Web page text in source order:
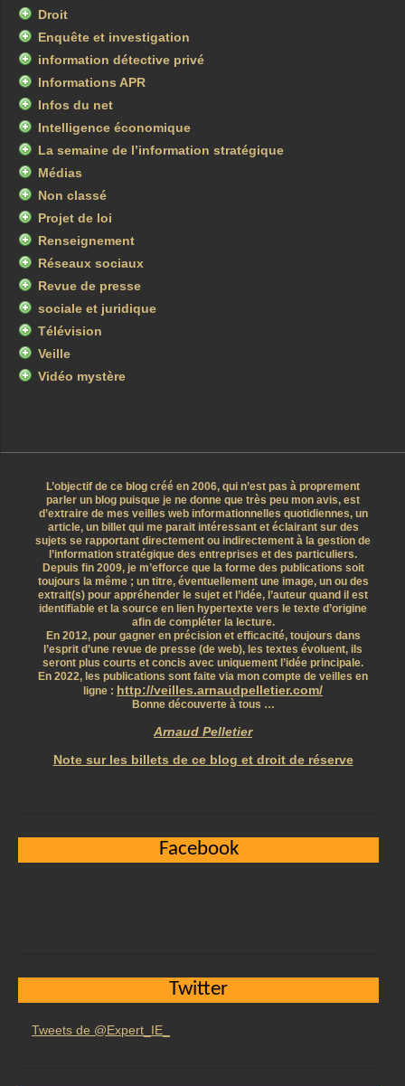
Droit
Enquête et investigation
information détective privé
Informations APR
Infos du net
Intelligence économique
La semaine de l’information stratégique
Médias
Non classé
Projet de loi
Renseignement
Réseaux sociaux
Revue de presse
sociale et juridique
Télévision
Veille
Vidéo mystère
L’objectif de ce blog créé en 2006, qui n’est pas à proprement
parler un blog puisque je ne donne que très peu mon avis, est
d’extraire de mes veilles web informationnelles quotidiennes, un
article, un billet qui me parait intéressant et éclairant sur des
sujets se rapportant directement ou indirectement à la gestion de
l’information stratégique des entreprises et des particuliers.
Depuis fin 2009, je m’efforce que la forme des publications soit
toujours la même ; un titre, éventuellement une image, un ou des
extrait(s) pour appréhender le sujet et l’idée, l’auteur quand il est
identifiable et la source en lien hypertexte vers le texte d’origine
afin de compléter la lecture.
En 2012, pour gagner en précision et efficacité, toujours dans
l’esprit d’une revue de presse (de web), les textes évoluent, ils
seront plus courts et concis avec uniquement l’idée principale.
En 2022, les publications sont faite via mon compte de veilles en
ligne : http://veilles.arnaudpelletier.com/
Bonne découverte à tous …
Arnaud Pelletier
Note sur les billets de ce blog et droit de réserve
Facebook
Twitter
Tweets de @Expert_IE_